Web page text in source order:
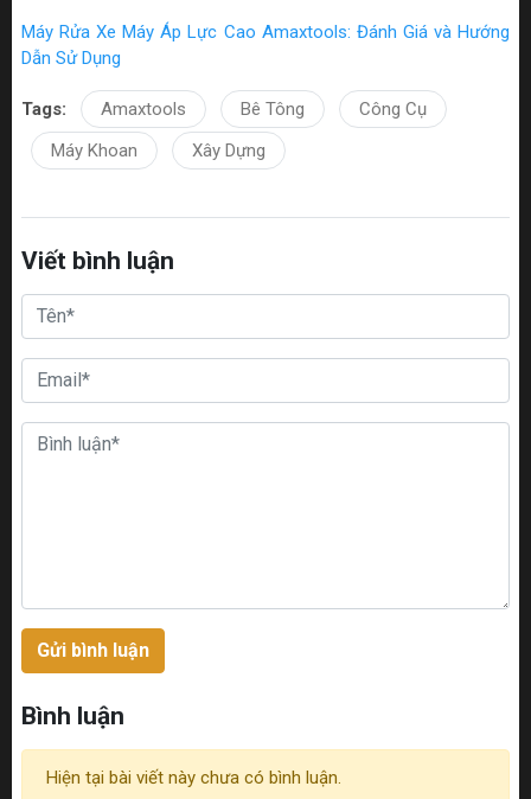
Máy Rửa Xe Máy Áp Lực Cao Amaxtools: Đánh Giá và Hướng
Dẫn Sử Dụng
Tags: Amaxtools Bê Tông
Công Cụ
Máy Khoan
Xây Dựng
Viết bình luận
Gửi bình luận
Bình luận
Hiện tại bài viết này chưa có bình luận.